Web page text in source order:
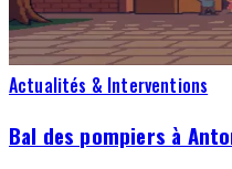
Actualités & Interventions
Bal des pompiers à